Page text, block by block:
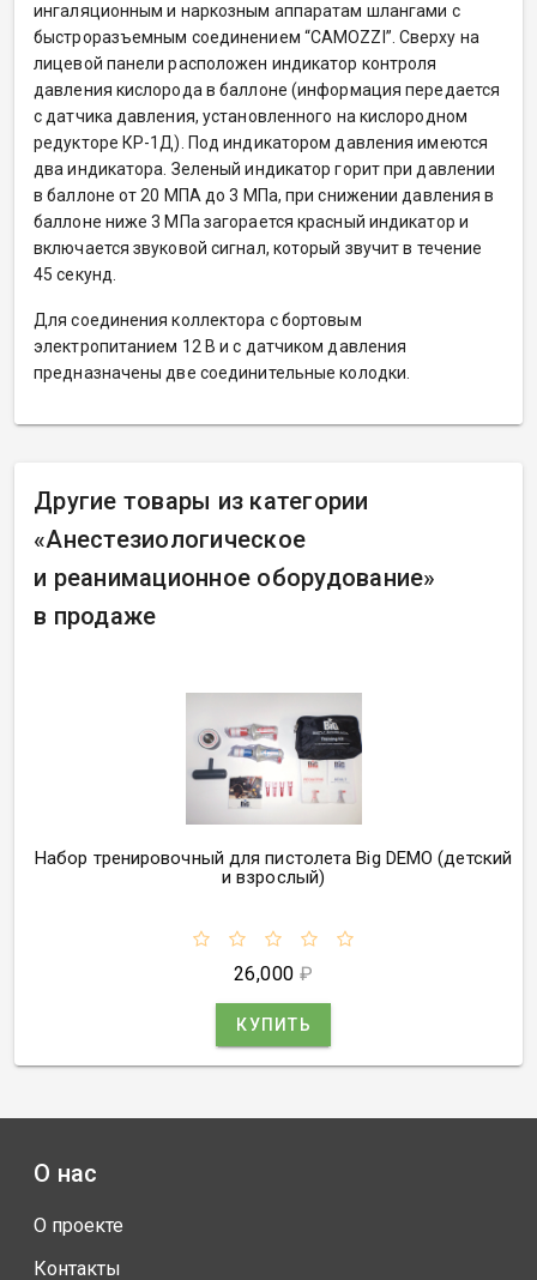
ингаляционным и наркозным аппаратам шлангами с
быстроразъемным соединением “CAMOZZI”. Сверху на
лицевой панели расположен индикатор контроля
давления кислорода в баллоне (информация передается
с датчика давления, установленного на кислородном
редукторе КР-1Д). Под индикатором давления имеются
два индикатора. Зеленый индикатор горит при давлении
в баллоне от 20 МПА до 3 МПа, при снижении давления в
баллоне ниже 3 МПа загорается красный индикатор и
включается звуковой сигнал, который звучит в течение
45 секунд.
Для соединения коллектора с бортовым
электропитанием 12 В и с датчиком давления
предназначены две соединительные колодки.
Другие товары из категории
«Анестезиологическое
и реанимационное оборудование»
в продаже
Набор тренировочный для пистолета Big DEMO (детский
и взрослый)
26,000 ₽
КУПИТЬ
О нас
О проекте
Контакты